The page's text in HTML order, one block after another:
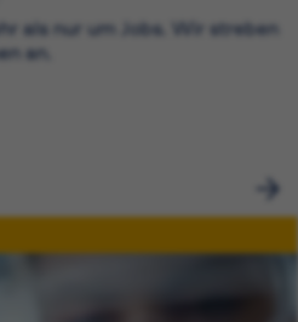
als nur um Jobs. Wir streben
an.